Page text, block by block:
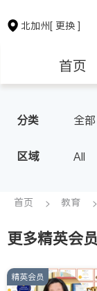
北加州[ 更换 ]
首页
保险理财
银行贷款
建筑装修
养老
分类 全部
区域 All
首页 教育
更多精英会
精英会员